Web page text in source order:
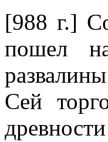
[988 г.]
пошел
Сей